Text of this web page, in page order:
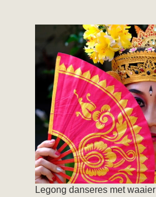
Legong danseres met waaier